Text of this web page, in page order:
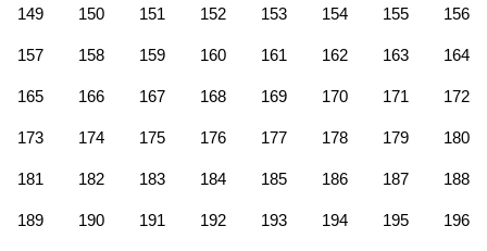
149 150 151 152 153 154 155 156
157 158 159 160 161 162 163 164
165 166 167 168 169 170 171 172
173 174 175 176 177 178 179 180
181 182 183 184 185 186 187 188
189 190 191 192 193 194 195 196